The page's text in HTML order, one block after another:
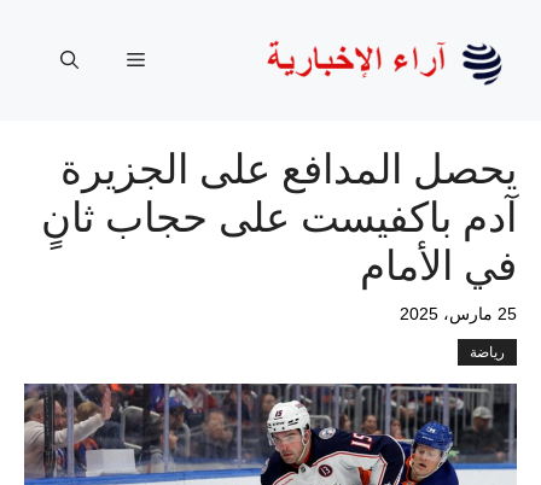
المحتوى
القائمة
يحصل المدافع على الجزيرة
آدم باكفيست على حجاب ثانٍ
في الأمام
25 مارس، 2025
رياضة